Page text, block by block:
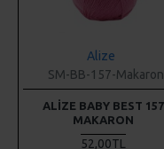
Alize
SM-BB-157-Makaron
ALIZE BABY BEST 157
MAKARON
52,00TL